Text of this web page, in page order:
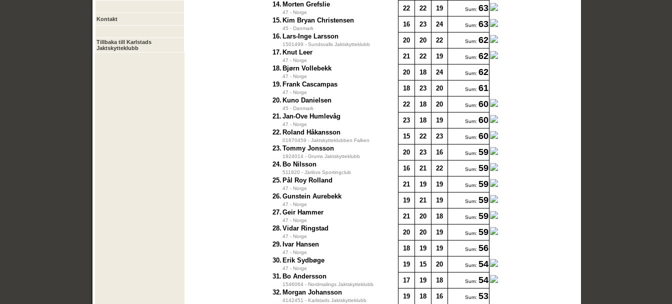
Kontakt
Tillbaka till Karlstads
Jaktskytteklubb
14. Morten Grefslie
47 - Norge
22 22 19 Sum: 63
15. Kim Bryan Christensen
45 - Danmark
16 23 24 Sum: 63
16. Lars-Inge Larsson
1501499 - Sundsvalls Jaktskytteklubb
20 20 22 Sum: 62
17. Knut Leer
47 - Norge
21 22 19 Sum: 62
18. Bjørn Vollebekk
47 - Norge
20 18 24 Sum: 62
19. Frank Cascampas
47 - Norge
18 23 20 Sum: 61
20. Kuno Danielsen
45 - Danmark
22 18 20 Sum: 60
21. Jan-Ove Humlevåg
47 - Norge
23 18 19 Sum: 60
22. Roland Håkansson
01670459 - Jaktskytteklubben Falken
15 22 23 Sum: 60
23. Tommy Jonsson
1924014 - Grums Jaktskytteklubb
20 23 16 Sum: 59
24. Bo Nilsson
511920 - Järlövs Sportingclub
16 21 22 Sum: 59
25. Pål Roy Rolland
47 - Norge
21 19 19 Sum: 59
26. Gunstein Aurebekk
47 - Norge
19 21 19 Sum: 59
27. Geir Hammer
47 - Norge
21 20 18 Sum: 59
28. Vidar Ringstad
47 - Norge
20 20 19 Sum: 59
29. Ivar Hansen
47 - Norge
18 19 19 Sum: 56
30. Erik Sydbøge
47 - Norge
19 15 20 Sum: 54
31. Bo Andersson
1546064 - Nordmalings Jaktskytteklubb
17 19 18 Sum: 54
32. Morgan Johansson
4142451 - Karlstads Jaktskytteklubb
19 18 16 Sum: 53